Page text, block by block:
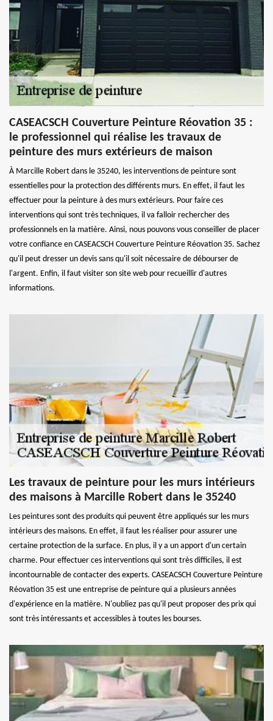
CASEACSCH Couverture Peinture Réovation 35 :
le professionnel qui réalise les travaux de
peinture des murs extérieurs de maison
À Marcille Robert dans le 35240, les interventions de peinture sont
essentielles pour la protection des différents murs. En effet, il faut les
effectuer pour la peinture à des murs extérieurs. Pour faire ces
interventions qui sont très techniques, il va falloir rechercher des
professionnels en la matière. Ainsi, nous pouvons vous conseiller de placer
votre confiance en CASEACSCH Couverture Peinture Réovation 35. Sachez
qu'il peut dresser un devis sans qu'il soit nécessaire de débourser de
l'argent. Enfin, il faut visiter son site web pour recueillir d'autres
informations.
Les travaux de peinture pour les murs intérieurs
des maisons à Marcille Robert dans le 35240
Les peintures sont des produits qui peuvent être appliqués sur les murs
intérieurs des maisons. En effet, il faut les réaliser pour assurer une
certaine protection de la surface. En plus, il y a un apport d'un certain
charme. Pour effectuer ces interventions qui sont très difficiles, il est
incontournable de contacter des experts. CASEACSCH Couverture Peinture
Réovation 35 est une entreprise de peinture qui a plusieurs années
d'expérience en la matière. N'oubliez pas qu'il peut proposer des prix qui
sont très intéressants et accessibles à toutes les bourses.